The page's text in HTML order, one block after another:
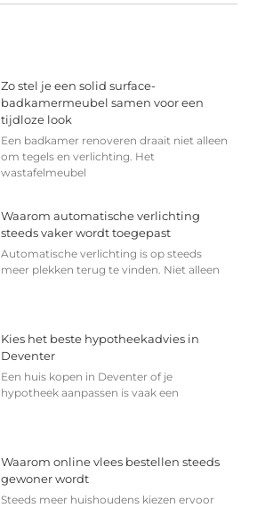
Zo stel je een solid surface-
badkamermeubel samen voor een
tijdloze look
Een badkamer renoveren draait niet alleen
om tegels en verlichting. Het
wastafelmeubel
Waarom automatische verlichting
steeds vaker wordt toegepast
Automatische verlichting is op steeds
meer plekken terug te vinden. Niet alleen
Kies het beste hypotheekadvies in
Deventer
Een huis kopen in Deventer of je
hypotheek aanpassen is vaak een
Waarom online vlees bestellen steeds
gewoner wordt
Steeds meer huishoudens kiezen ervoor